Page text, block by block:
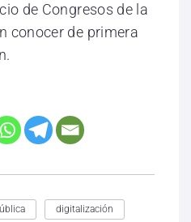
de Congresos de la
conocer de primera
digitalización